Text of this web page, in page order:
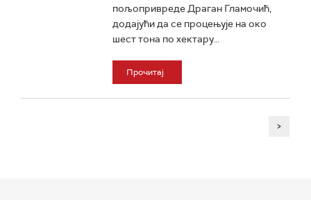
пољопривреде Драган Гламочић,
додајући да се процењује на око
шест тона по хектару...
Прочитај
>